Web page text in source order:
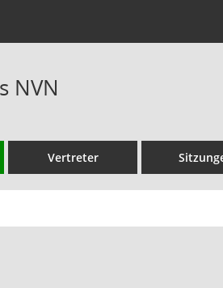
NVN
Vertreter